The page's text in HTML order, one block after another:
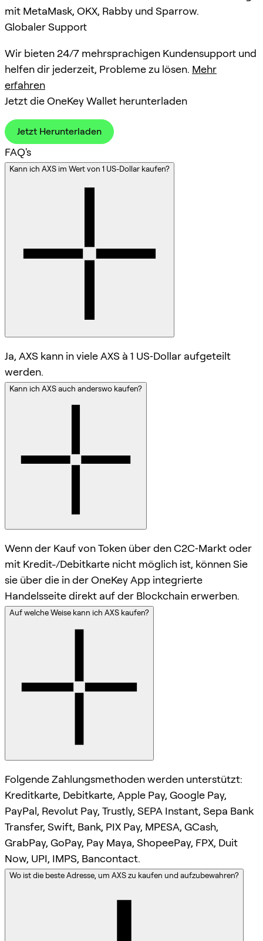
mit MetaMask, OKX, Rabby und Sparrow.
Globaler Support
Wir bieten 24/7 mehrsprachigen Kundensupport und
helfen dir jederzeit, Probleme zu lösen. Mehr
erfahren
Jetzt die OneKey Wallet herunterladen
Jetzt Herunterladen
FAQ's
Kann ich AXS im Wert von 1 US-Dollar kaufen?
Ja, AXS kann in viele AXS à 1 US‑Dollar aufgeteilt
werden.
Kann ich AXS auch anderswo kaufen?
Wenn der Kauf von Token über den C2C‑Markt oder
mit Kredit-/Debitkarte nicht möglich ist, können Sie
sie über die in der OneKey App integrierte
Handelsseite direkt auf der Blockchain erwerben.
Auf welche Weise kann ich AXS kaufen?
Folgende Zahlungsmethoden werden unterstützt:
Kreditkarte, Debitkarte, Apple Pay, Google Pay,
PayPal, Revolut Pay, Trustly, SEPA Instant, Sepa Bank
Transfer, Swift, Bank, PIX Pay, MPESA, GCash,
GrabPay, GoPay, Pay Maya, ShopeePay, FPX, Duit
Now, UPI, IMPS, Bancontact.
Wo ist die beste Adresse, um AXS zu kaufen und aufzubewahren?